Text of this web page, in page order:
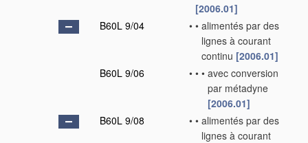
[2006.01]
B60L 9/04
• • alimentés par des
lignes à courant
continu [2006.01]
B60L 9/06
• • • avec conversion
par métadyne
[2006.01]
B60L 9/08
• • alimentés par des
lignes à courant